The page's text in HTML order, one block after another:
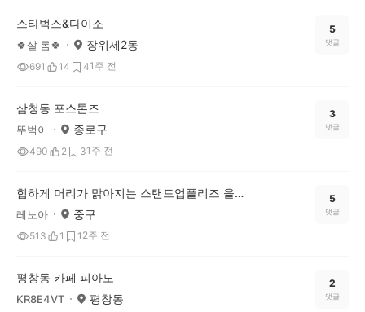
스타벅스&다이소
🍀살 롬🍀 장위제2동
691 14 41주 전
5
댓글
삼청동 포스톤즈
뚜벅이 종로구
490 2 31주 전
3
댓글
힙하게 머리가 맑아지는 스탠드업플리즈 을지로점
레노아 중구
513 1 1 2주 전
5
댓글
평창동 카페 피아노
KR8E4VT 평창동
2
댓글